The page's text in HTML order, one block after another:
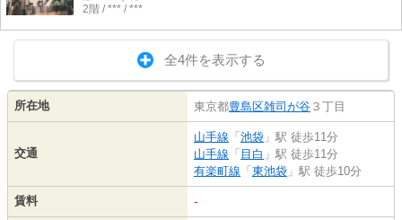
2階 / *** / ***
全4件を表示する
所在地 東京都豊島区雑司が谷 ３丁目
交通
山手線 「 池袋 」駅 徒歩11分
山手線 「 目白 」駅 徒歩11分
有楽町線 「 東池袋 」駅 徒歩10分
賃料 -